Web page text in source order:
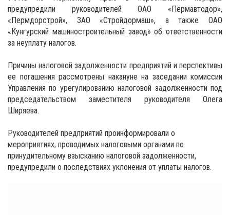
предупредили руководителей ОАО «Пермавтодор»,
«Пермдорстрой», ЗАО «Стройдормаш», а также ОАО
«Кунгурский машиностроительный завод» об ответственности
за неуплату налогов.
Причины налоговой задолженности предприятий и перспективы
ее погашения рассмотрены накануне на заседании комиссии
Управления по урегулированию налоговой задолженности под
председательством заместителя руководителя Олега
Ширяева.
Руководителей предприятий проинформировали о
мероприятиях, проводимых налоговыми органами по
принудительному взысканию налоговой задолженности,
предупредили о последствиях уклонения от уплаты налогов.